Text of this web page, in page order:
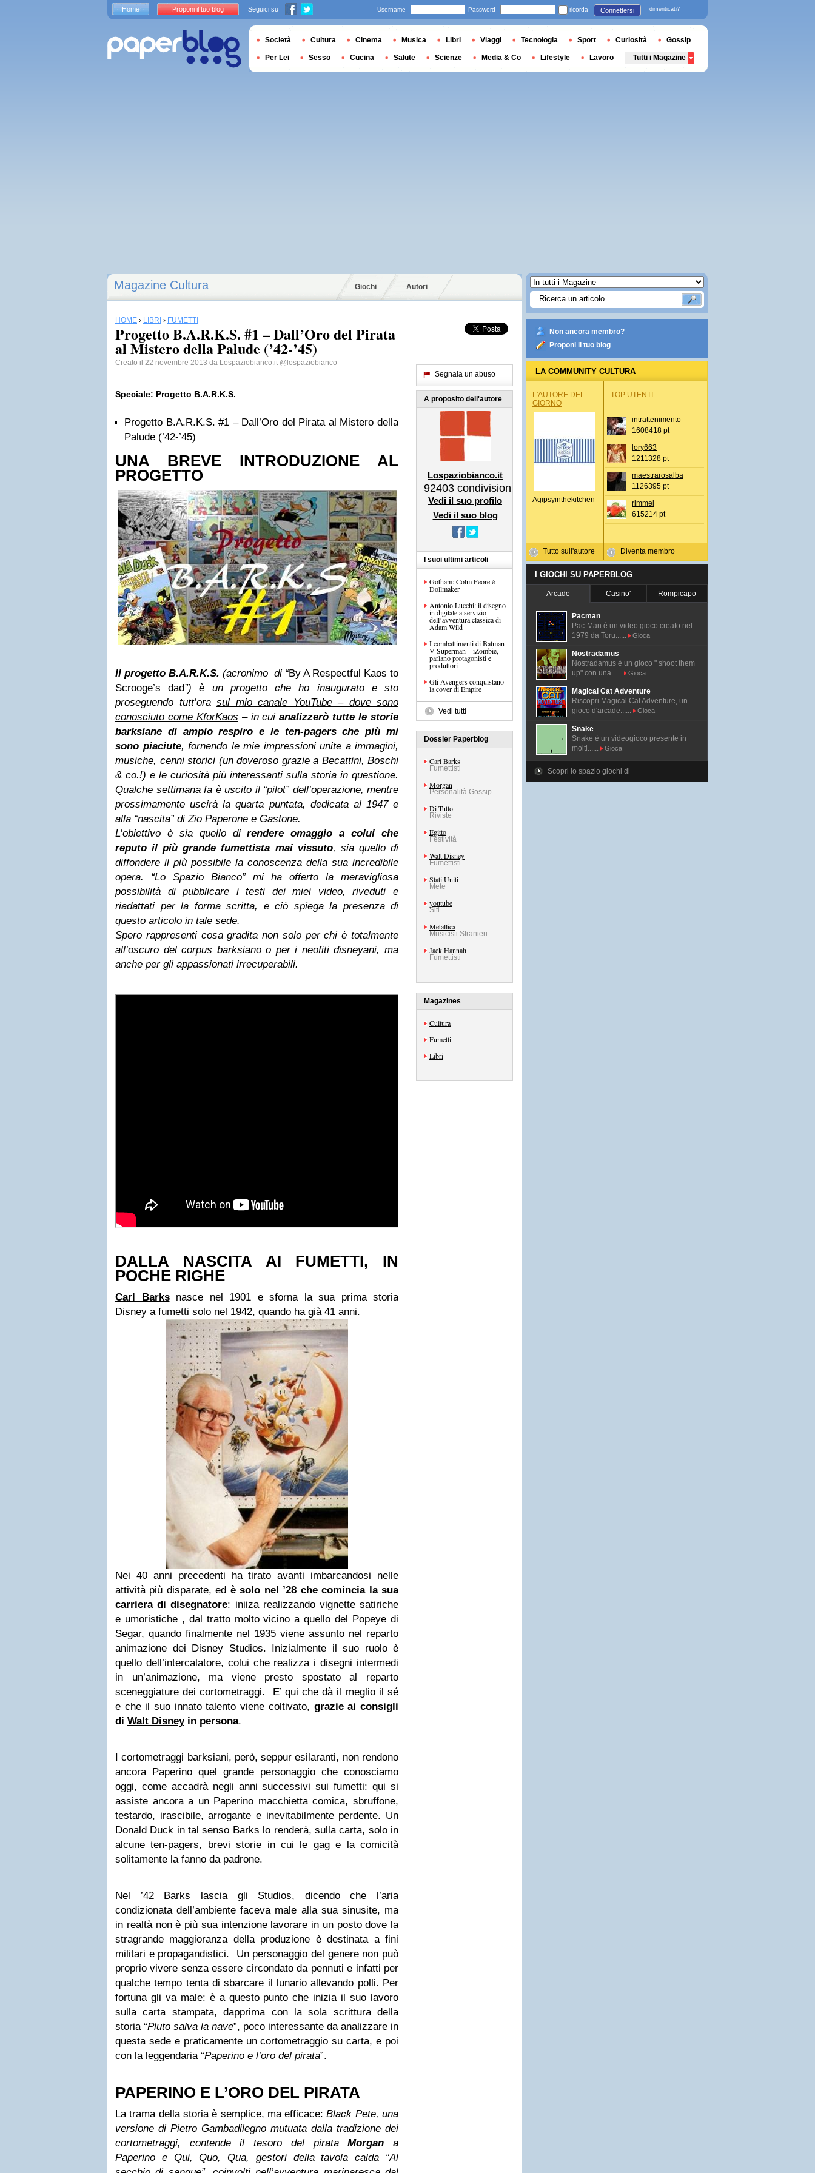
Magazine Cultura Giochi Autori
HOME › LIBRI › FUMETTI
Progetto B.A.R.K.S. #1 – Dall’Oro del Pirata
al Mistero della Palude (’42-’45)
Creato il 22 novembre 2013 da Lospaziobianco.it @lospaziobianco
Speciale: Progetto B.A.R.K.S.
Progetto B.A.R.K.S. #1 – Dall’Oro del Pirata al Mistero della
Palude (’42-’45)
UNA BREVE INTRODUZIONE AL
PROGETTO
Il progetto B.A.R.K.S. (acronimo di “By A Respectful Kaos to
Scrooge’s dad”) è un progetto che ho inaugurato e sto
proseguendo tutt’ora sul mio canale YouTube – dove sono
conosciuto come KforKaos – in cuianalizzerò tutte le storie
barksiane di ampio respiro e le ten-pagers che più mi
sono piaciute, fornendo le mie impressioni unite a immagini,
musiche, cenni storici (un doveroso grazie a Becattini, Boschi
& co.!) e le curiosità più interessanti sulla storia in questione.
Qualche settimana fa è uscito il “pilot” dell’operazione, mentre
prossimamente uscirà la quarta puntata, dedicata al 1947 e
alla “nascita” di Zio Paperone e Gastone.
L’obiettivo è sia quello direndere omaggio a colui che
reputo il più grande fumettista mai vissuto, sia quello di
diffondere il più possibile la conoscenza della sua incredibile
opera. “Lo Spazio Bianco” mi ha offerto la meravigliosa
possibilità di pubblicare i testi dei miei video, riveduti e
riadattati per la forma scritta, e ciò spiega la presenza di
questo articolo in tale sede.
Spero rappresenti cosa gradita non solo per chi è totalmente
all’oscuro del corpus barksiano o per i neofiti disneyani, ma
anche per gli appassionati irrecuperabili.
DALLA NASCITA AI FUMETTI, IN
POCHE RIGHE
Carl Barksnasce nel 1901 e sforna la sua prima storia
Disney a fumetti solo nel 1942, quando ha già 41 anni.
Nei 40 anni precedenti ha tirato avanti imbarcandosi nelle
attività più disparate, ed è solo nel ’28 che comincia la sua
carriera di disegnatore: iniiza realizzando vignette satiriche
e umoristiche , dal tratto molto vicino a quello del Popeye di
Segar, quando finalmente nel 1935 viene assunto nel reparto
animazione dei Disney Studios. Inizialmente il suo ruolo è
quello dell’intercalatore, colui che realizza i disegni intermedi
in un’animazione, ma viene presto spostato al reparto
sceneggiature dei cortometraggi. E’ qui che dà il meglio il sé
e che il suo innato talento viene coltivato, grazie ai consigli
di Walt Disneyin persona.
I cortometraggi barksiani, però, seppur esilaranti, non rendono
ancora Paperino quel grande personaggio che conosciamo
oggi, come accadrà negli anni successivi sui fumetti: qui si
assiste ancora a un Paperino macchietta comica, sbruffone,
testardo, irascibile, arrogante e inevitabilmente perdente. Un
Donald Duck in tal senso Barks lo renderà, sulla carta, solo in
alcune ten-pagers, brevi storie in cui le gag e la comicità
solitamente la fanno da padrone.
Nel ’42 Barks lascia gli Studios, dicendo che l’aria
condizionata dell’ambiente faceva male alla sua sinusite, ma
in realtà non è più sua intenzione lavorare in un posto dove la
stragrande maggioranza della produzione è destinata a fini
militari e propagandistici. Un personaggio del genere non può
proprio vivere senza essere circondato da pennuti e infatti per
qualche tempo tenta di sbarcare il lunario allevando polli. Per
fortuna gli va male: è a questo punto che inizia il suo lavoro
sulla carta stampata, dapprima con la sola scrittura della
storia “Pluto salva la nave”, poco interessante da analizzare in
questa sede e praticamente un cortometraggio su carta, e poi
con la leggendaria “Paperino e l’oro del pirata”.
PAPERINO E L’ORO DEL PIRATA
La trama della storia è semplice, ma efficace:Black Pete, una
versione di Pietro Gambadilegno mutuata dalla tradizione dei
cortometraggi, contende il tesoro del pirataMorgan a
Paperino e Qui, Quo, Qua, gestori della tavola calda “Al
Segnala un abuso
A proposito dell'autore
Lospaziobianco.it
92403 condivisioni
Vedi il suo profilo
Vedi il suo blog
I suoi ultimi articoli
Gotham: Colm Feore è
Dollmaker
Antonio Lucchi: il disegno
in digitale a servizio
dell’avventura classica di
Adam Wild
I combattimenti di Batman
V Superman – iZombie,
parlano protagonisti e
produttori
Gli Avengers conquistano
la cover di Empire
Vedi tutti
Dossier Paperblog
Carl Barks
Fumettisti
Morgan
Personalità Gossip
Di Tutto
Riviste
Egitto
Festività
Walt Disney
Fumettisti
Stati Uniti
Mete
youtube
Siti
Metallica
Musicisti Stranieri
Jack Hannah
Fumettisti
Magazines
Cultura
Fumetti
Libri
Non ancora membro?
Proponi il tuo blog
LA COMMUNITY CULTURA
L'AUTORE DEL
GIORNO
Agipsyinthekitchen
Tutto sull'autore
TOP UTENTI
intrattenimento
1608418 pt
lory663
1211328 pt
maestrarosalba
1126395 pt
rimmel
615214 pt
Diventa membro
I GIOCHI SU PAPERBLOG
Arcade Casino' Rompicapo
Pacman
Pac-Man é un video gioco creato nel
1979 da Toru......
Gioca
Nostradamus
Nostradamus è un gioco " shoot them
up" con una......
Gioca
Magical Cat Adventure
Riscopri Magical Cat Adventure, un
gioco d'arcade......
Gioca
Snake
Snake è un videogioco presente in
molti......
Gioca
Scopri lo spazio giochi di
Home Proponi il tuo blog Seguici su Username Password ricorda Connettersi dimenticati?
Società Cultura Cinema Musica Libri Viaggi Tecnologia Sport Curiosità Gossip
Per Lei Sesso Cucina Salute Scienze Media & Co Lifestyle Lavoro Tutti i Magazine